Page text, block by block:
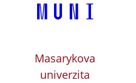
Masarykova
univerzita